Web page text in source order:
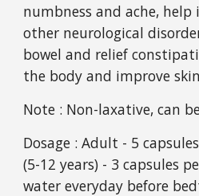
numbness and ache,
other neurological
bowel and relief
the body and improve
Note : Non-laxative, can
Dosage : Adult - 5
(5-12 years) - 3 capsules
water everyday before